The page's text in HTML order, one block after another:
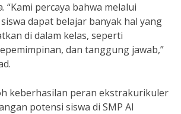
“Kami percaya bahwa melalui
dapat belajar banyak hal yang
di dalam kelas, seperti
dan tanggung jawab,”
keberhasilan peran ekstrakurikuler
potensi siswa di SMP Al